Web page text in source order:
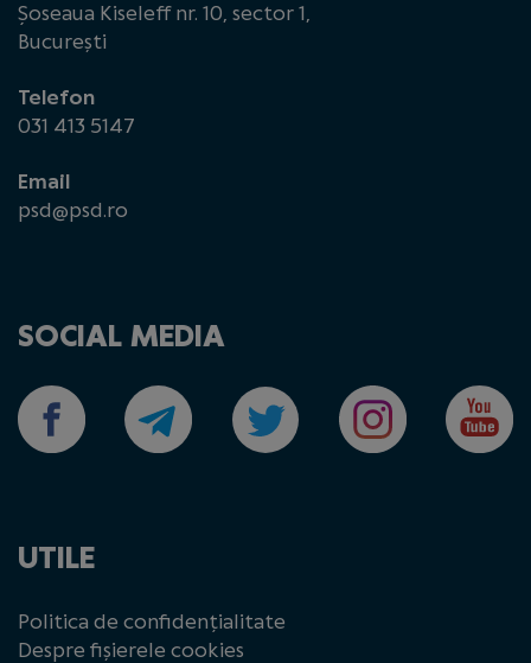
Șoseaua Kiseleff nr. 10, sector 1,
București
Telefon
031 413 5147
Email
psd@psd.ro
SOCIAL MEDIA
UTILE
Politica de confidențialitate
Despre fișierele cookies